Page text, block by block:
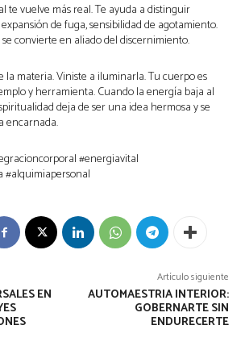
te vuelve más real. Te ayuda a distinguir
de fuga, sensibilidad de agotamiento.
convierte en aliado del discernimiento.
la materia. Viniste a iluminarla. Tu cuerpo es
y herramienta. Cuando la energía baja al
deja de ser una idea hermosa y se
encarnada.
#energiavital
#alquimiapersonal
EN
Artículo siguiente
AUTOMAESTRIA INTERIOR:
GOBERNARTE SIN
ENDURECERTE